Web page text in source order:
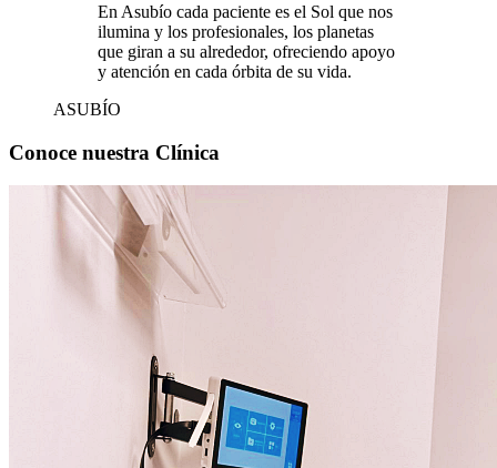
En Asubío cada paciente es el Sol que nos
ilumina y los profesionales, los planetas
que giran a su alrededor, ofreciendo apoyo
y atención en cada órbita de su vida.
ASUBÍO
Conoce nuestra Clínica